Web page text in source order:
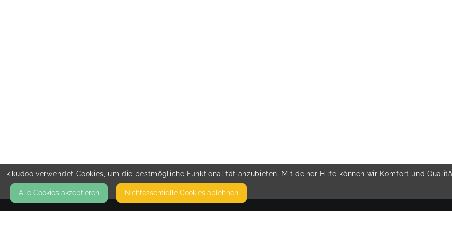
kikudoo verwendet Cookies, um die bestmögliche Funktionalität anzubieten. Mit deiner Hilfe können wir Komfort und
Alle Cookies akzeptieren Nicht­essentielle Cookies ablehnen